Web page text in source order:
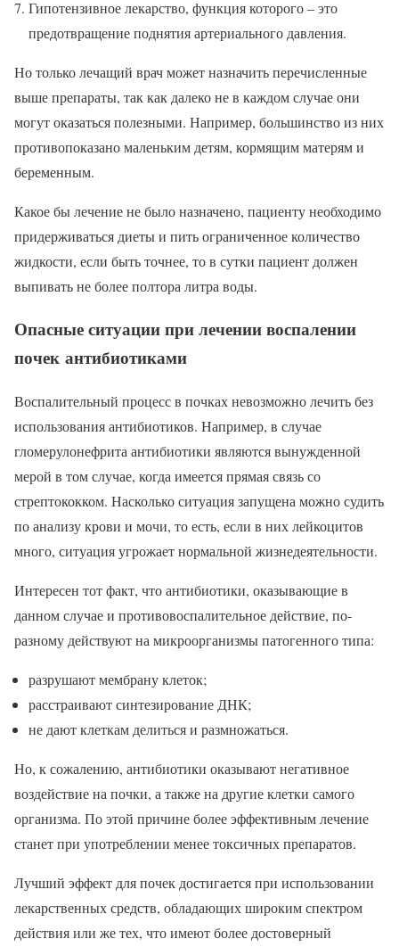
Гипотензивное лекарство, функция которого – это
предотвращение поднятия артериального давления.
Но только лечащий врач может назначить перечисленные
выше препараты, так как далеко не в каждом случае они
могут оказаться полезными. Например, большинство из них
противопоказано маленьким детям, кормящим матерям и
беременным.
Какое бы лечение не было назначено, пациенту необходимо
придерживаться диеты и пить ограниченное количество
жидкости, если быть точнее, то в сутки пациент должен
выпивать не более полтора литра воды.
Опасные ситуации при лечении воспалении
почек антибиотиками
Воспалительный процесс в почках невозможно лечить без
использования антибиотиков. Например, в случае
гломерулонефрита антибиотики являются вынужденной
мерой в том случае, когда имеется прямая связь со
стрептококком. Насколько ситуация запущена можно судить
по анализу крови и мочи, то есть, если в них лейкоцитов
много, ситуация угрожает нормальной жизнедеятельности.
Интересен тот факт, что антибиотики, оказывающие в
данном случае и противовоспалительное действие, по-
разному действуют на микроорганизмы патогенного типа:
разрушают мембрану клеток;
расстраивают синтезирование ДНК;
не дают клеткам делиться и размножаться.
Но, к сожалению, антибиотики оказывают негативное
воздействие на почки, а также на другие клетки самого
организма. По этой причине более эффективным лечение
станет при употреблении менее токсичных препаратов.
Лучший эффект для почек достигается при использовании
лекарственных средств, обладающих широким спектром
действия или же тех, что имеют более достоверный